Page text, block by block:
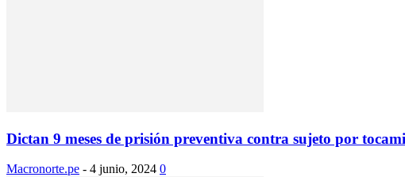
Dictan 9 meses de prisión preventiva contra sujeto por
Macronorte.pe - 4 junio, 2024 0